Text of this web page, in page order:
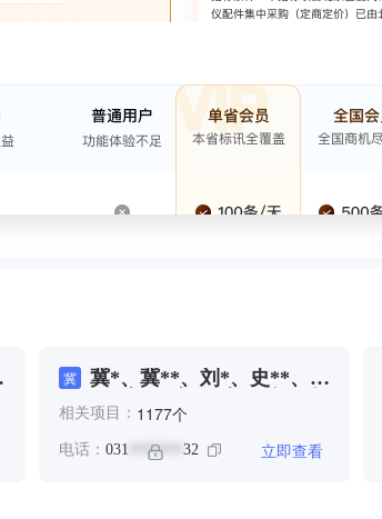
冀
冀*、冀**、刘*、史**、史
*、杨*、梁**、王*、纽**
相关项目： 1177个
电话： 031 ******* 32 立即查看